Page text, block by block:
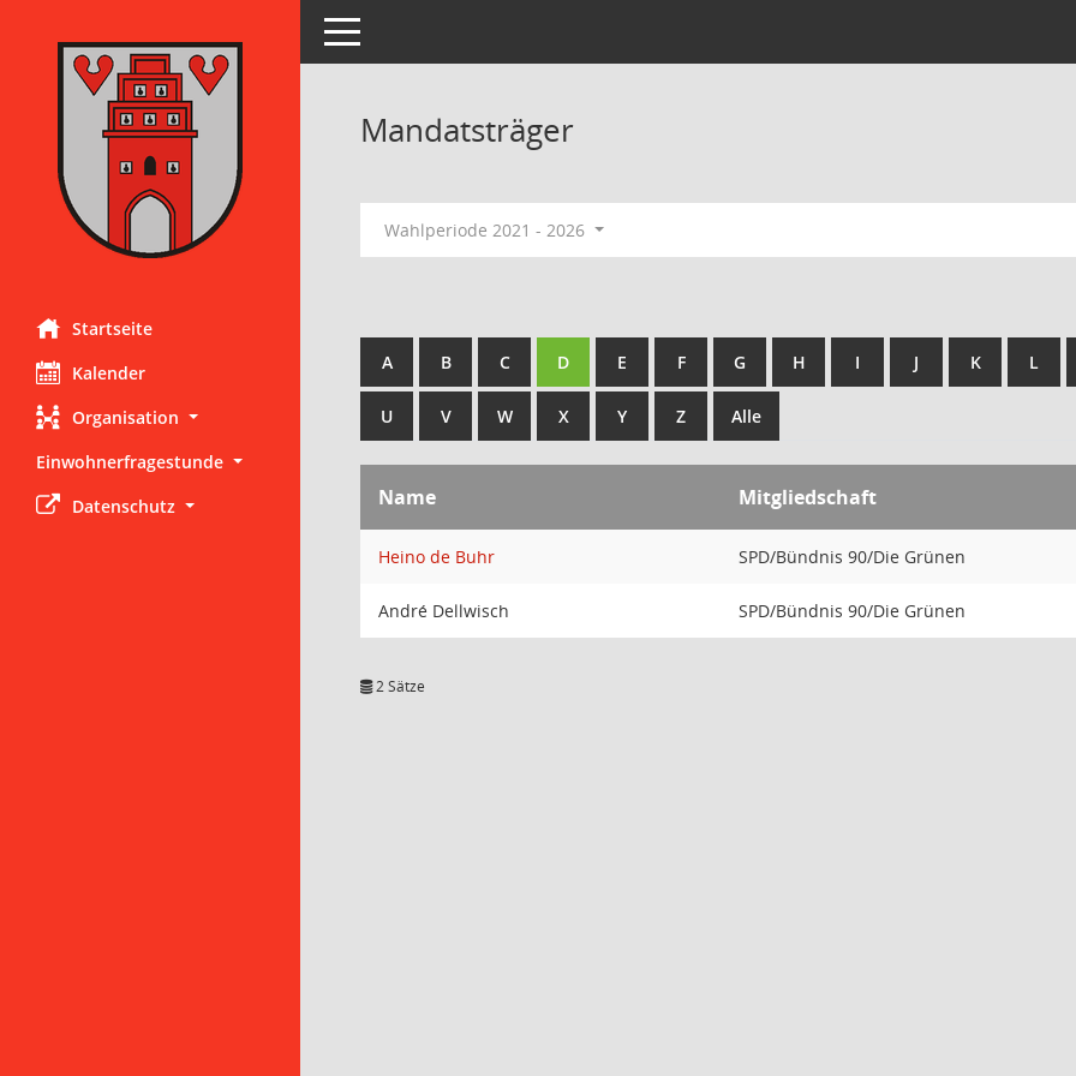
Startseite
Kalender
Organisation
Einwohnerfragestunde
Datenschutz
Toggle navigation
Mandatsträger
Wahlperiode 2021 - 2026
A B C D E F G H I J K L
U V W X Y Z Alle
Name Mitgliedschaft
Heino de Buhr SPD/Bündnis 90/Die Grünen
André Dellwisch SPD/Bündnis 90/Die Grünen
2 Sätze